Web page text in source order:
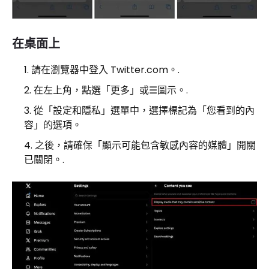
在桌面上
請在瀏覽器中登入 Twitter.com。.
在左上角，點選「更多」或☰圖示。.
從「設定和隱私」選單中，選擇標記為「您看到的內
容」的選項。
之後，請確保「顯示可能包含敏感內容的媒體」開關
已關閉。.